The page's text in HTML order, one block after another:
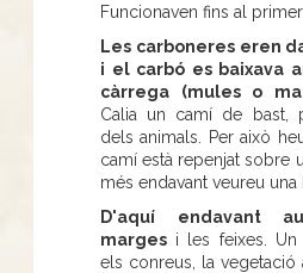
Funcionaven fins al
Les carboneres eren
i el carbó es baixava
càrrega (mules o
Calia un camí de bast,
dels animals. Per això
camí està repenjat sobre
més endavant veureu una
D'aquí endavant
marges i les feixes. Un
els conreus, la vegetació